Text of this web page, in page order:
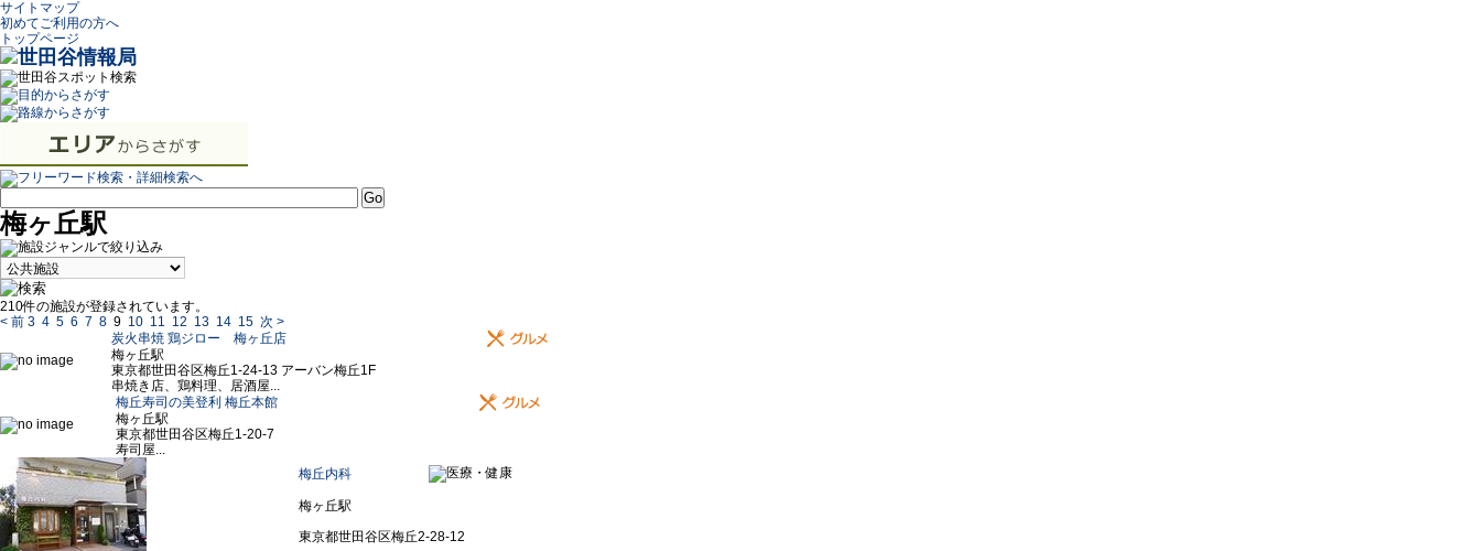
サイトマップ
初めてご利用の方へ
トップページ
梅ヶ丘駅
210件の施設が登録されています。
< 前 3 4 5 6 7 8 9 10 11 12 13 14 15 次 >
炭火串焼 鶏ジロー 梅ヶ丘店
梅ヶ丘駅
東京都世田谷区梅丘1-24-13 アーバン梅丘1F
串焼き店、鶏料理、居酒屋...
梅丘寿司の美登利 梅丘本館
梅ヶ丘駅
東京都世田谷区梅丘1-20-7
寿司屋...
梅丘内科
梅ヶ丘駅
東京都世田谷区梅丘2-28-12